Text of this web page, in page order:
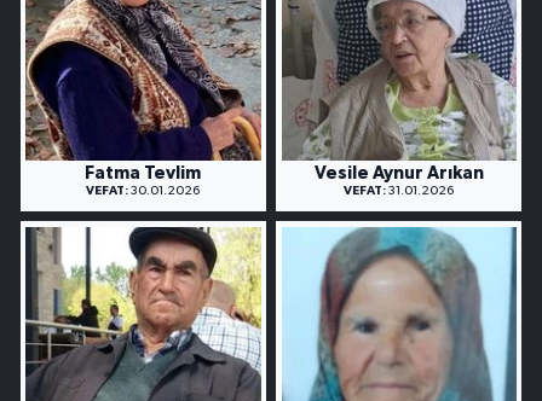
Fatma Tevlim
VEFAT: 30.01.2026
Vesile Aynur Arıkan
VEFAT: 31.01.2026